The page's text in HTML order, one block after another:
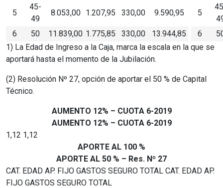
5
45-
49
8.053,00 1.207,95 330,00 9.590,95 5
6
50 11.839,00 1.775,85 330,00 13.944,85 6
1) La Edad de Ingreso a la Caja, marca la escala en la que se
aportará hasta el momento de la Jubilación.
(2) Resolución Nº 27, opción de aportar el 50 % de Capital
Técnico.
AUMENTO 12% – CUOTA 6-2019
AUMENTO 12% – CUOTA 6-2019
1,12 1,12
APORTE AL 100 %
APORTE AL 50 % – Res. Nº 27
CAT. EDAD AP. FIJO GASTOS SEGURO TOTAL CAT. EDAD AP.
FIJO GASTOS SEGURO TOTAL